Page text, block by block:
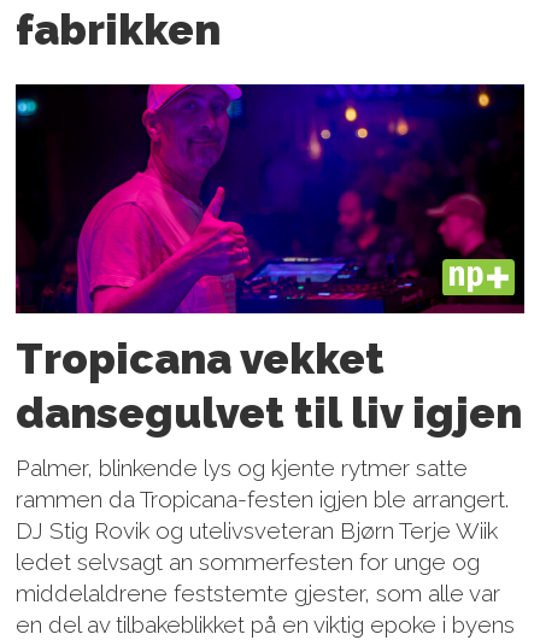
fabrikken
PLUS
Tropicana vekket
dansegulvet til liv igjen
Palmer, blinkende lys og kjente rytmer satte
rammen da Tropicana-festen igjen ble arrangert.
DJ Stig Rovik og utelivsveteran Bjørn Terje Wiik
ledet selvsagt an sommerfesten for unge og
middelaldrene feststemte gjester, som alle var
en del av tilbakeblikket på en viktig epoke i byens